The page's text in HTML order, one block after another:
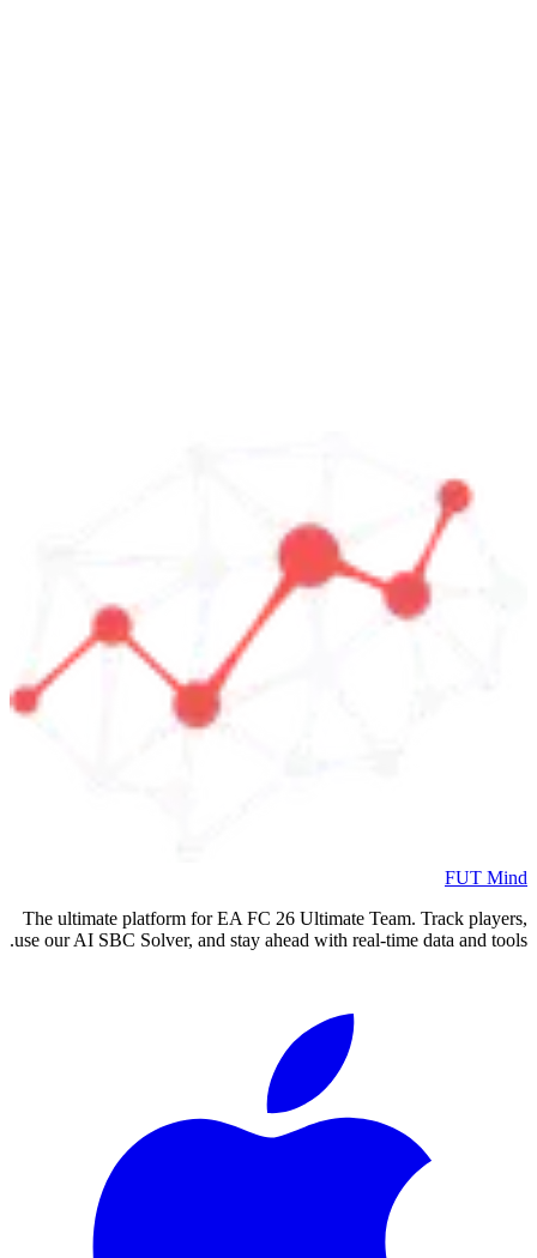
FUT Mind
The ultimate platform for EA FC 26 Ultimate Team. Track players,
use our AI SBC Solver, and stay ahead with real-time data and tools.